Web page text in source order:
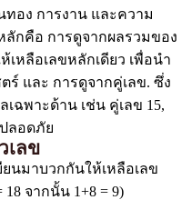
ทอง การงาน และความ
กคือ การดูจากผลรวมของ
เหลือเลขหลักเดียว เพื่อนำ
และ การดูจากคู่เลข. ซึ่ง
ฉพาะด้าน เช่น คู่เลข 15,
ลอดภัย
เลข
นมาบวกกันให้เหลือเลข
18 จากนั้น 1+8 = 9)